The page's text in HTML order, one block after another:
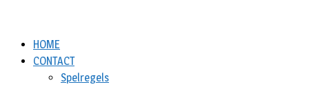
HOME
CONTACT
Spelregels